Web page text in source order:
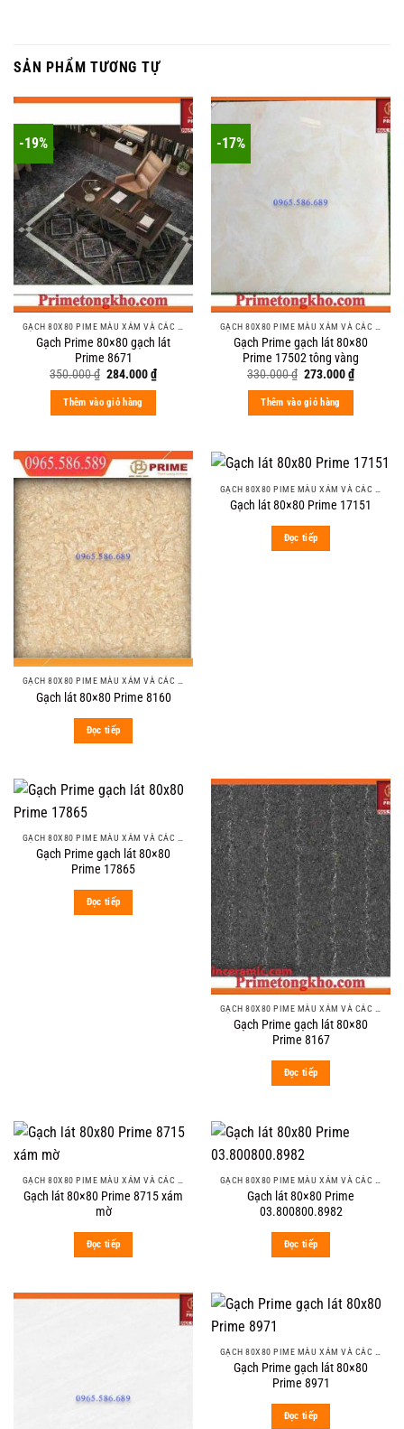
SẢN PHẨM TƯƠNG TỰ
-19%
GẠCH 80X80 PIME MÀU XÁM VÀ CÁC MÀU VÂN SÁNG NHẸ
Gạch Prime 80×80 gạch lát
Prime 8671
350.000₫ Original
was:
350.000 ₫.
284.000₫Current
price
Thêm vào giỏ hàng
-17%
GẠCH 80X80 PIME MÀU XÁM VÀ CÁC MÀU VÂN SÁNG NHẸ
Gạch Prime gạch lát 80×80
Prime 17502 tông vàng
330.000₫ Original
was:
330.000 ₫.
273.000₫Current
price
Thêm vào giỏ hàng
GẠCH 80X80 PIME MÀU XÁM VÀ CÁC MÀU VÂN SÁNG NHẸ
Gạch lát 80×80 Prime 8160
Đọc tiếp
Gạch lát 80×80 Prime 17151
Đọc tiếp
Gạch Prime gạch lát 80×80
Prime 17865
Đọc tiếp
Gạch Prime gạch lát 80×80
Prime 8167
Đọc tiếp
Gạch lát 80×80 Prime 8715 xám
mờ
Đọc tiếp
Gạch lát 80×80 Prime
03.800800.8982
Đọc tiếp
GẠCH 80X80 PIME MÀU XÁM VÀ CÁC MÀU VÂN SÁNG NHẸ
Gạch Prime gạch lát 80×80
Prime 8971
Đọc tiếp